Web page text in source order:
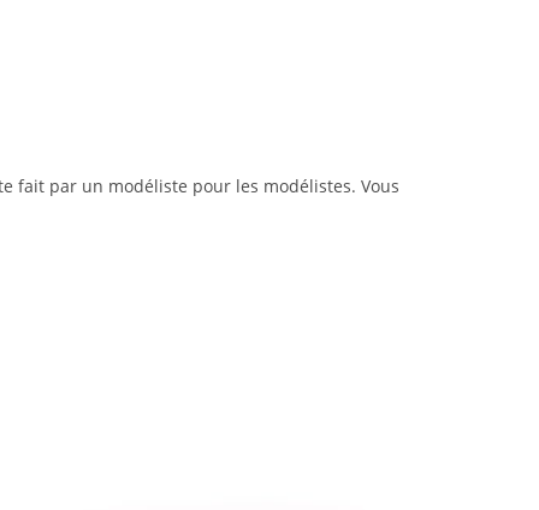
fait par un modéliste pour les modélistes. Vous